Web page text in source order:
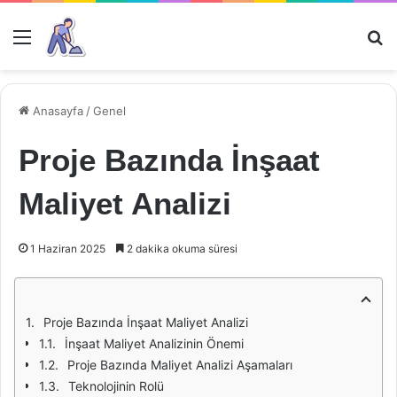
Menü
Anasayfa /Genel
Proje Bazında İnşaat
Maliyet Analizi
1 Haziran 2025 2 dakika okuma süresi
Proje Bazında İnşaat Maliyet Analizi
İnşaat Maliyet Analizinin Önemi
Proje Bazında Maliyet Analizi Aşamaları
Teknolojinin Rolü